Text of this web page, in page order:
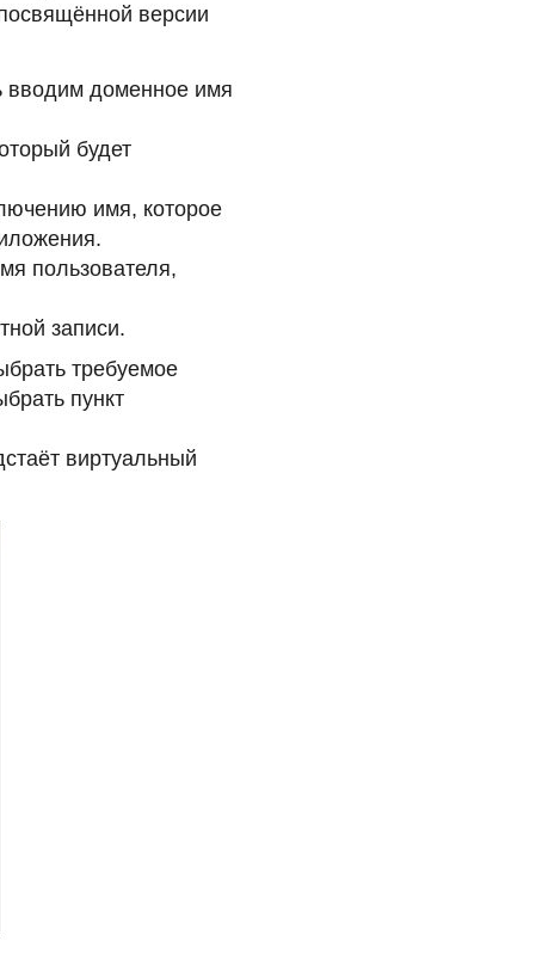
версии
вводим доменное имя
будет
имя, которое
пользователя,
записи.
требуемое
пункт
виртуальный